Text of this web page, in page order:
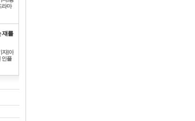
라마
쟤를
자]아
인플